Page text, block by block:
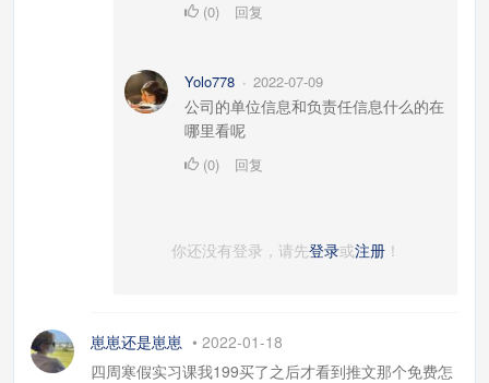
(0) 回复
Yolo778 • 2022-07-09
公司的单位信息和负责任信息什么的在
哪里看呢
(0) 回复
你还没有登录，请先登录或注册！
崽崽还是崽崽 • 2022-01-18
四周寒假实习课我199买了之后才看到推文那个免费怎